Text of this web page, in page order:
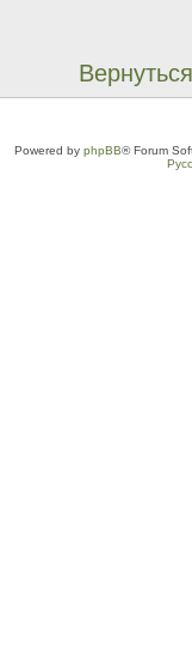
Powered by phpBB® Forum